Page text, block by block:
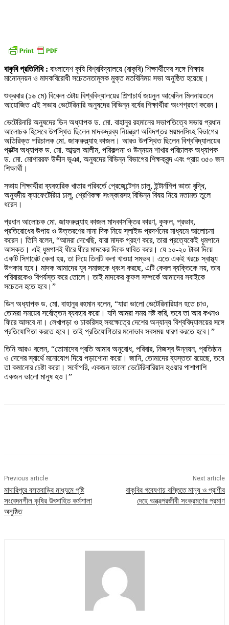
বাকৃবি প্রতিনিধি : বাংলাদেশ কৃষি বিশ্ববিদ্যালয়ে (বাকৃবি) শিক্ষার্থীদের সঙ্গে শিক্ষার
মানোন্নয়ন ও মাদকবিরোধী সচেতনতামূলক মুক্ত মতবিনিময় সভা অনুষ্ঠিত হয়েছে।
শুক্রবার (১৬ মে) বিকেল ৩টায় বিশ্ববিদ্যালয়ের শিল্পাচার্য জয়নুল আবেদিন মিলনায়তনে
আয়োজিত এই সভায় ভেটেরিনারি অনুষদের বিভিন্ন বর্ষের শিক্ষার্থীরা অংশগ্রহণ করেন।
ভেটেরিনারি অনুষদের ডিন অধ্যাপক ড. মো. বাহানুর রহমানের সভাপতিত্বে সভায় প্রধান
আলোচক হিসেবে উপস্থিত ছিলেন মাদকদ্রব্য নিয়ন্ত্রণ অধিদপ্তর ময়মনসিংহ বিভাগের
অতিরিক্ত পরিচালক মো. জাফরুল্ল্যাহ কাজল। আরও উপস্থিত ছিলেন বিশ্ববিদ্যালয়ের
প্রক্টর অধ্যাপক ড. মো. আব্দুল আলীম, পরিকল্পনা ও উন্নয়ন শাখার পরিচালক অধ্যাপক
ড. মো. মোশাররফ উদ্দীন ভূঞা, অনুষদের বিভিন্ন বিভাগের শিক্ষকবৃন্দ এবং প্রায় ৩৫০ জন
শিক্ষার্থী।
সভায় শিক্ষার্থীরা ব্যবহারিক খাতার পরিবর্তে প্রেজেন্টেশন চালু, ইন্টার্নশিপ ভাতা বৃদ্ধি,
অনুষদীয় ক্যাফেটেরিয়া চালু, শ্রেণিকক্ষ সংস্কারসহ বিভিন্ন বিষয় নিয়ে মতামত তুলে
ধরেন।
প্রধান আলোচক মো. জাফরুল্ল্যাহ কাজল মাদকাসক্তির কারণ, কুফল, প্রভাব,
প্রতিরোধের উপায় ও উত্তরণের নানা দিক নিয়ে স্লাইড প্রদর্শনের মাধ্যমে আলোচনা
করেন। তিনি বলেন, “আমরা দেখেছি, যারা মাদক গ্রহণ করে, তারা প্রত্যেকেই ধূমপানে
আসক্ত। এই ধূমপানই ধীরে ধীরে মাদকের দিকে ধাবিত করে। যে ১০-২০ টাকা দিয়ে
একটি সিগারেট কেনা হয়, তা দিয়ে তিনটি কলা খাওয়া সম্ভব। এতে একই খরচে স্বাস্থ্য
উপকার হবে। মাদক আমাদের যুব সমাজকে ধ্বংস করছে, এটি কেবল ব্যক্তিকে নয়, তার
পরিবারকেও বিপর্যস্ত করে তোলে। তাই মাদকের কুফল সম্পর্কে আমাদের সবাইকে
সচেতন হতে হবে।”
ডিন অধ্যাপক ড. মো. বাহানুর রহমান বলেন, “যারা ভালো ভেটেরিনারিয়ান হতে চাও,
তোমরা সময়ের সর্বোত্তম ব্যবহার করো। যদি আমরা সময় নষ্ট করি, তবে তা আর কখনও
ফিরে আসবে না। লেখাপড়া ও চাকরিসহ সবক্ষেত্রে দেশের অন্যান্য বিশ্ববিদ্যালয়ের সঙ্গে
প্রতিযোগিতা করতে হবে। তাই প্রতিযোগিতার মনোভাব সবসময় ধারণ করতে হবে।”
তিনি আরও বলেন, “তোমাদের প্রতি আমার অনুরোধ, পরিবার, নিজস্ব উন্নয়ন, প্রতিষ্ঠান
ও দেশের স্বার্থে মনোযোগ দিয়ে পড়াশোনা করো। জানি, তোমাদের ব্যস্ততা রয়েছে, তবে
তা কমানোর চেষ্টা করো। সর্বোপরি, একজন ভালো ভেটেরিনারিয়ান হওয়ার পাশাপাশি
একজন ভালো মানুষ হও।”
Previous article
মাদারিপুরে বসতবাড়ির মাধ্যমে পুষ্টি
সংবেদনশীল কৃষির উৎসাহিত কর্মশালা
অনুষ্ঠিত
Next article
বাকৃবির গবেষণায় বস্তিতে মানুষ ও প্রাণীর
দেহে অন্ত্রপরজীবী সংক্রমণের প্রমাণ